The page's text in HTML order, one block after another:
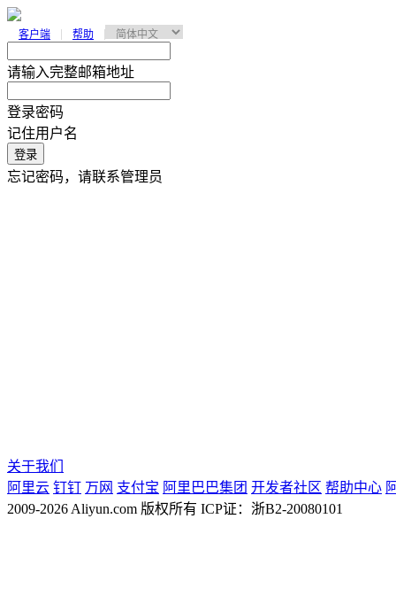
客户端 帮助
请输入完整邮箱地址
登录密码
记住用户名
登录
忘记密码，请联系管理员
关于我们
阿里云 钉钉 万网 支付宝 阿里巴巴集团 开发者社区 帮助中心
2009-2026 Aliyun.com 版权所有 ICP证：浙B2-20080101